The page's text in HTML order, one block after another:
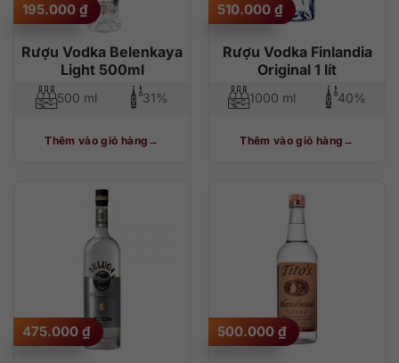
Rượu Vodka Belenkaya
Light 500ml
195.000 ₫
500 ml 31%
Thêm vào giỏ hàng
Rượu Vodka Finlandia
Original 1 lít
510.000 ₫
1000 ml 40%
Thêm vào giỏ hàng
475.000 ₫ 500.000 ₫